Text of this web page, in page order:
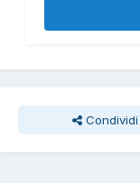
Condividi